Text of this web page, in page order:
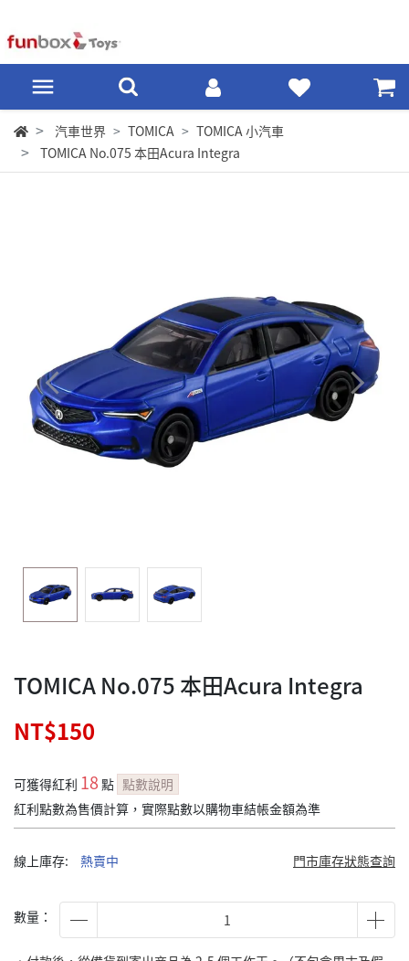
汽車世界 TOMICA
TOMICA 小汽車
TOMICA No.075 本田Acura Integra
TOMICA No.075 本田Acura Integra
NT$150
可獲得紅利 18 點 點數說明
紅利點數為售價計算，實際點數以購物車結帳金額為準
線上庫存: 熱賣中 門市庫存狀態查詢
數量：